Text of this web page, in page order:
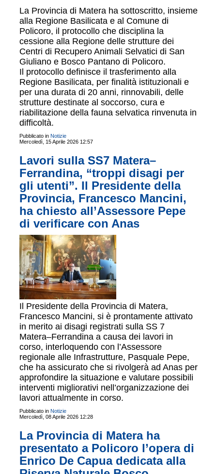
La Provincia di Matera ha sottoscritto, insieme
alla Regione Basilicata e al Comune di
Policoro, il protocollo che disciplina la
cessione alla Regione delle strutture dei
Centri di Recupero Animali Selvatici di San
Giuliano e Bosco Pantano di Policoro.
Il protocollo definisce il trasferimento alla
Regione Basilicata, per finalità istituzionali e
per una durata di 20 anni, rinnovabili, delle
strutture destinate al soccorso, cura e
riabilitazione della fauna selvatica rinvenuta in
difficoltà.
Pubblicato in Notizie
Mercoledì, 15 Aprile 2026 12:57
Lavori sulla SS7 Matera–
Ferrandina, “troppi disagi per
gli utenti”. Il Presidente della
Provincia, Francesco Mancini,
ha chiesto all’Assessore Pepe
di verificare con Anas
Il Presidente della Provincia di Matera,
Francesco Mancini, si è prontamente attivato
in merito ai disagi registrati sulla SS 7
Matera–Ferrandina a causa dei lavori in
corso, interloquendo con l’Assessore
regionale alle Infrastrutture, Pasquale Pepe,
che ha assicurato che si rivolgerà ad Anas per
approfondire la situazione e valutare possibili
interventi migliorativi nell’organizzazione dei
lavori attualmente in corso.
Pubblicato in Notizie
Mercoledì, 08 Aprile 2026 12:28
La Provincia di Matera ha
presentato a Policoro l’opera di
Enrico De Capua dedicata alla